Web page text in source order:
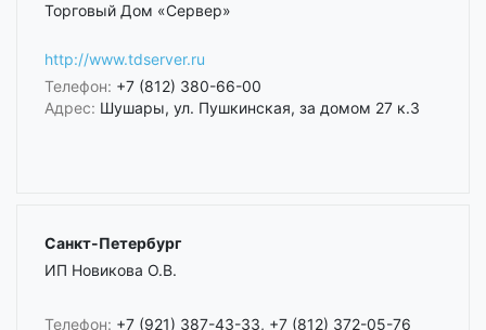
Торговый Дом «Сервер»
http://www.tdserver.ru
Телефон: +7 (812) 380-66-00
Адрес: Шушары, ул. Пушкинская, за домом 27 к.3
Санкт-Петербург
ИП Новикова О.В.
Телефон: +7 (921) 387-43-33, +7 (812) 372-05-76